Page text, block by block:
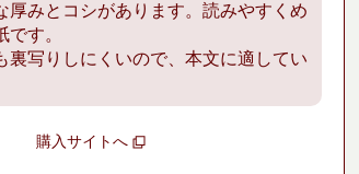
厚みとコシがあります。読みやすくめ
です。
裏写りしにくいので、本文に適してい
購入サイトへ